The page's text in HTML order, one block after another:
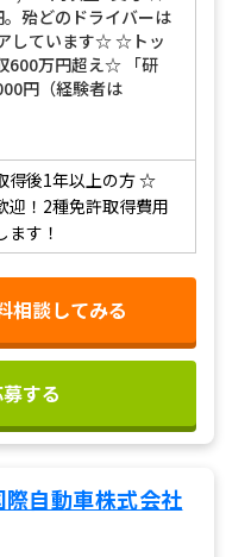
殆どのドライバーは
しています☆ ☆トッ
600万円超え☆ 「研
円（経験者は
得後1年以上の方☆
迎！2種免許取得費用
す！
相談してみる
する
際自動車株式会社